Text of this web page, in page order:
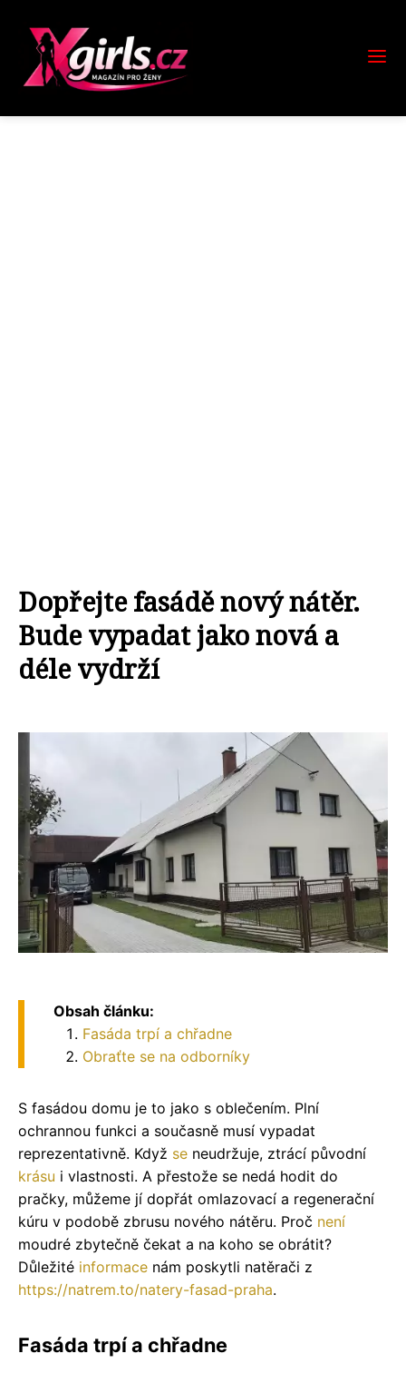
Dopřejte fasádě nový nátěr.
Bude vypadat jako nová a
déle vydrží
Obsah článku:
Fasáda trpí a chřadne
Obraťte se na odborníky
S fasádou domu je to jako s oblečením. Plní
ochrannou funkci a současně musí vypadat
reprezentativně. Když se neudržuje, ztrácí původní
krásu i vlastnosti. A přestože se nedá hodit do
pračky, můžeme jí dopřát omlazovací a regenerační
kúru v podobě zbrusu nového nátěru. Proč není
moudré zbytečně čekat a na koho se obrátit?
Důležité informace nám poskytli natěrači z
https://natrem.to/natery-fasad-praha.
Fasáda trpí a chřadne